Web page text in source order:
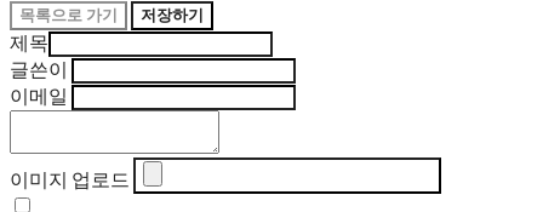
목록으로 가기 저장하기
제목
글쓴이
이메일
이미지 업로드